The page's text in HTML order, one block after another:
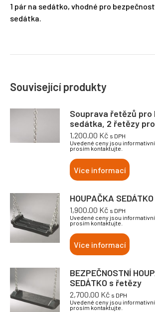
1 pár na sedátko, vhodné pro
sedátka.
Související produkty
Souprava řetězů pro
sedátka, 2 řetězy
1,200.00 Kč s DPH
Uvedené ceny jsou
prosím kontaktujte.
Více informací
HOUPAČKA SEDÁTKO
1,900.00 Kč s DPH
Uvedené ceny jsou
prosím kontaktujte.
Více informací
BEZPEČNOSTNÍ
SEDÁTKO s řetězy
2,700.00 Kč s DPH
Uvedené ceny jsou
prosím kontaktujte.